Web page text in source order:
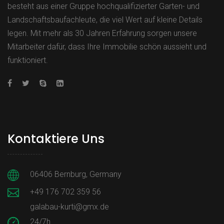
besteht aus einer Gruppe hochqualifizierter Garten- und
Landschaftsbaufachleute, die viel Wert auf kleine Details
legen. Mit mehr als 30 Jahren Erfahrung sorgen unsere
Mitarbeiter dafür, dass Ihre Immobilie schön aussieht und
funktioniert.
Kontaktiere Uns
06406 Bernburg, Germany
+49 176 702 359 56
galabau-kurti@gmx.de
24/7h